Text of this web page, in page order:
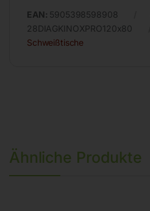
EAN: 5905398598908
28DIAGKINOXPRO120x80
Schweißtische
Ähnliche Produkte